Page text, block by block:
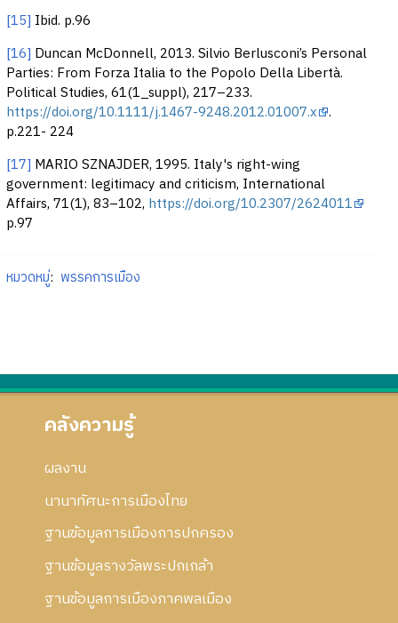
[15] Ibid. p.96
[16] Duncan McDonnell, 2013. Silvio Berlusconi’s Personal
Parties: From Forza Italia to the Popolo Della Libertà.
Political Studies, 61(1_suppl), 217–233.
https://doi.org/10.1111/j.1467-9248.2012.01007.x .
p.221- 224
[17] MARIO SZNAJDER, 1995. Italy's right-wing
government: legitimacy and criticism, International
Affairs, 71(1), 83–102, https://doi.org/10.2307/2624011
p.97
หมวดหมู่: พรรคการเมือง
คลังความรู้
ผลงาน
นานาทัศนะการเมืองไทย
ฐานข้อมูลการเมืองการปกครอง
ฐานข้อมูลรางวัลพระปกเกล้า
ฐานข้อมูลการเมืองภาคพลเมือง